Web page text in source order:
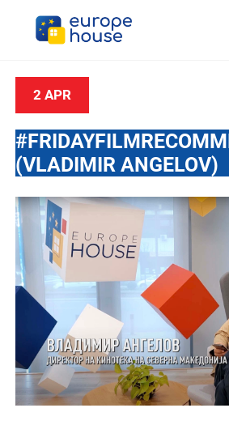
2 APR
(VLADIMIR ANGELOV)